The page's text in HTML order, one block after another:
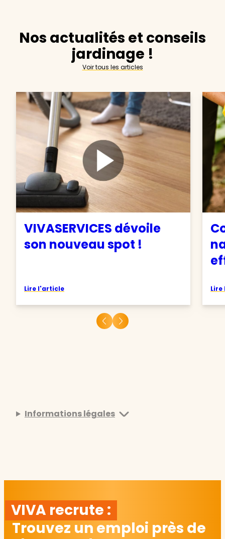
Nos actualités et conseils
jardinage !
Voir tous les articles
VIVASERVICES dévoile
son nouveau spot !
Lire l'article
Informations légales
VIVA recrute :
Trouvez un emploi près de